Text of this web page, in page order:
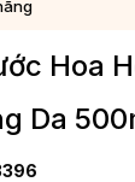
Hoa
Da